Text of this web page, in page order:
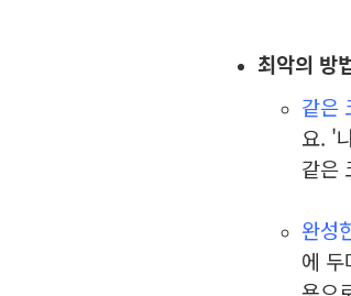
최악의 방
같은
요. '
같은
완성
에 두